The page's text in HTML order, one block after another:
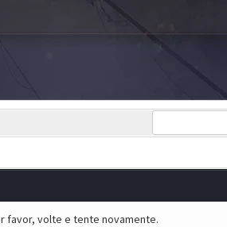
favor, volte e tente novamente.